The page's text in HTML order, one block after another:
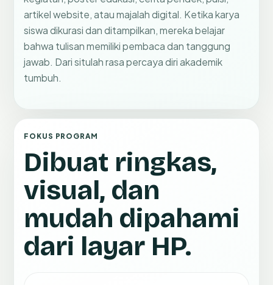
artikel website, atau majalah digital. Ketika karya
siswa dikurasi dan ditampilkan, mereka belajar
bahwa tulisan memiliki pembaca dan tanggung
jawab. Dari situlah rasa percaya diri akademik
tumbuh.
FOKUS PROGRAM
Dibuat ringkas,
visual, dan
mudah dipahami
dari layar HP.